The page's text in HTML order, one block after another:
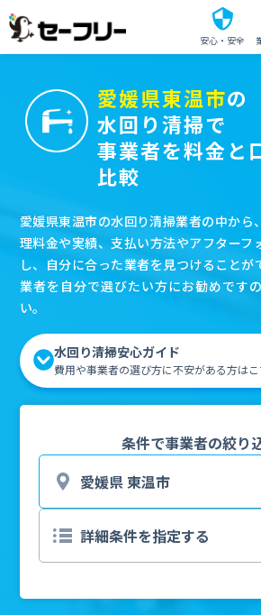
安心・安全
愛媛県東温市の
水回り清掃で
事業者を料金と
比較
愛媛県東温市の水回り清掃業者の中から
理料金や実績、支払い方法やアフターフ
し、自分に合った業者を見つけることが
業者を自分で選びたい方にお勧めです
い。
水回り清掃安心ガイド
費用や事業者の選び方に不安がある方はこ
条件で事業者の絞り